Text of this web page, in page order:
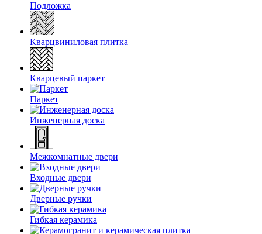
Подложка
Кварцвиниловая плитка
Кварцевый паркет
Паркет
Инженерная доска
Межкомнатные двери
Входные двери
Дверные ручки
Гибкая керамика